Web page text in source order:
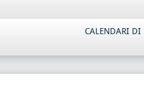
CALENDARI DI